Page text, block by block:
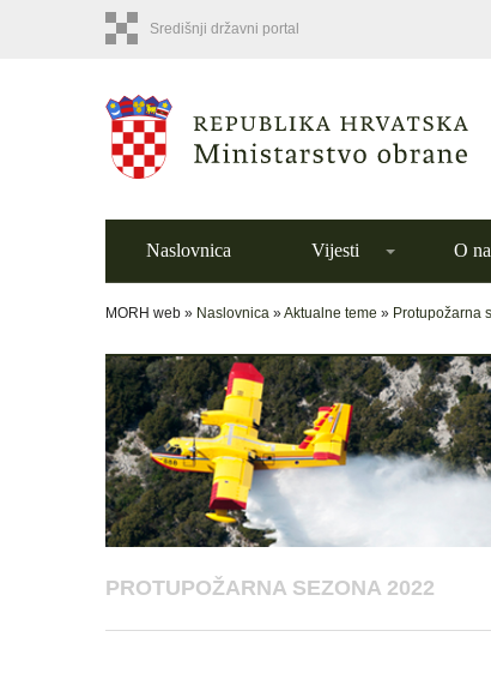
Središnji državni portal
Naslovnica Vijesti O
MORH web » Naslovnica »Aktualne teme » Protupožarna
PROTUPOŽARNA SEZONA 2022